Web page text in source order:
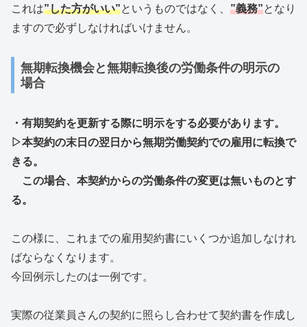
これは”した方がいい”というものではなく、 ”義務”となり
ますので必ずしなければいけません。
無期転換機会と無期転換後の労働条件の明示の
場合
・有期契約を更新する際に明示をする必要があります。
▷本契約の末日の翌日から無期労働契約での雇用に転換で
きる。
この場合、本契約からの労働条件の変更は無いものとす
る。
この様に、これまでの雇用契約書にいくつか追加しなけれ
ばならなくなります。
今回例示したのは一例です。
実際の従業員さんの契約に照らし合わせて契約書を作成し